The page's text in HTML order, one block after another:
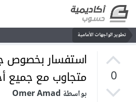
تطوير الواجهات الأمامية
0
استفسار بخصوص
متجاوب مع جميع
بواسطة Omer Amad